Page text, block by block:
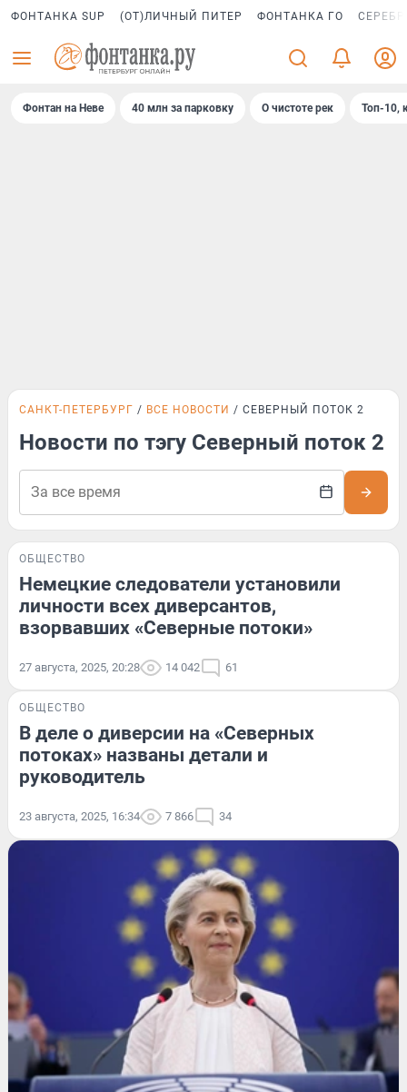
ФОНТАНКА SUP (ОТ)ЛИЧНЫЙ ПИТЕР ФОНТАНКА ГО
Фонтан на Неве 40 млн за парковку О чистоте рек Топ-10,
САНКТ-ПЕТЕРБУРГ ВСЕ НОВОСТИ СЕВЕРНЫЙ ПОТОК 2
Новости по тэгу Северный поток 2
ОБЩЕСТВО
Немецкие следователи установили
личности всех диверсантов,
взорвавших «Северные потоки»
27 августа, 2025, 20:28 14 042 61
ОБЩЕСТВО
В деле о диверсии на «Северных
потоках» названы детали и
руководитель
23 августа, 2025, 16:34 7 866 34